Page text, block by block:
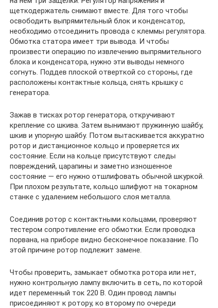
щеткодержатель снимают вместе. Для того чтобы
освободить выпрямительный блок и конденсатор,
необходимо отсоединить провода с клеммы регулятора.
Обмотка статора имеет три вывода. И чтобы
произвести операцию по извлечению выпрямительного
блока и конденсатора, нужно эти выводы немного
согнуть. Поддев плоской отверткой со стороны, где
расположены контактные кольца, снять крышку с
генератора.
Зажав в тисках ротор генератора, откручивают
крепление со шкива. Затем вынимают пружинную шайбу,
шкив и упорную шайбу. Потом вытаскивается аккуратно
ротор и дистанционное кольцо и проверяется их
состояние. Если на кольце присутствуют следы
повреждений, царапины и заметно изношенное
состояние — его нужно отшлифовать обычной шкуркой.
При плохом результате, кольцо шлифуют на токарном
станке с удалением небольшого слоя металла.
Соединив ротор с контактными кольцами, проверяют
тестером сопротивление его обмотки. Если проводка
порвана, на приборе видно бесконечное показание. По
этой причине ротор подлежит замене.
Чтобы проверить, замыкает обмотка ротора или нет,
нужно контрольную лампу включить в сеть, по которой
идет переменный ток 220 В. Один провод лампы
присоединяют к ротору, ко второму по очереди